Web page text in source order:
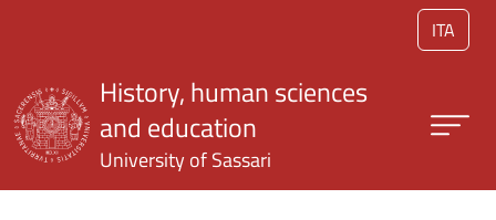
ITA
History, human sciences
and education
University of Sassari